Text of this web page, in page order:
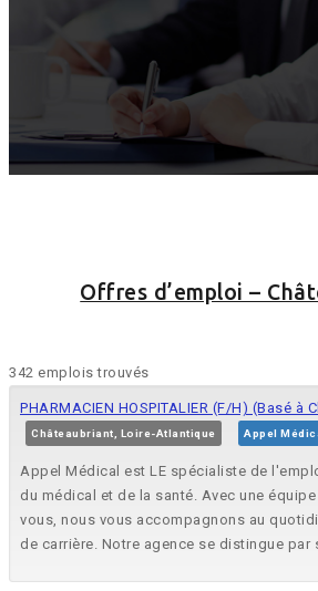
Offres d’emploi –
342 emplois trouvés
PHARMACIEN HOSPITALIER (F/H) (Basé à
Châteaubriant, Loire-Atlantique Appel
Appel Médical est LE spécialiste de
du médical et de la santé. Avec une
vous, nous vous accompagnons au
de carrière. Notre agence se distingue par